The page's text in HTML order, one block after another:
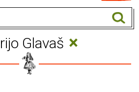
Glavaš ×